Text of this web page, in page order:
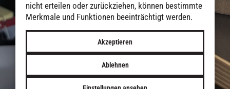
nicht erteilen oder zurückziehen, können bestimmte
Merkmale und Funktionen beeinträchtigt werden.
Akzeptieren
Ablehnen